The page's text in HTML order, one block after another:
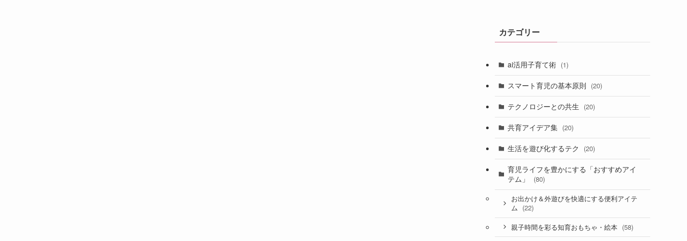
カテゴリー
ai活用子育て術 (1)
スマート育児の基本原則 (20)
テクノロジーとの共生 (20)
共育アイデア集 (20)
生活を遊び化するテク (20)
育児ライフを豊かにする「おすすめアイ
テム」
(80)
お出かけ＆外遊びを快適にする便利アイテ
ム
(22)
親子時間を彩る知育おもちゃ・絵本 (58)